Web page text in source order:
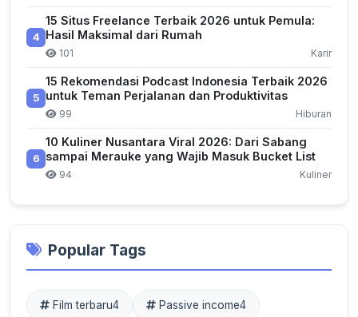
4
15 Situs Freelance Terbaik 2026 untuk Pemula:
Hasil Maksimal dari Rumah
101 Karir
5
15 Rekomendasi Podcast Indonesia Terbaik 2026
untuk Teman Perjalanan dan Produktivitas
99 Hiburan
6
10 Kuliner Nusantara Viral 2026: Dari Sabang
sampai Merauke yang Wajib Masuk Bucket List
94 Kuliner
Popular Tags
Film terbaru4 Passive income4